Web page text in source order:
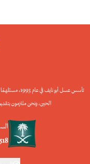
تأسس عسل أبو
الحين، ونحن ملتزمون